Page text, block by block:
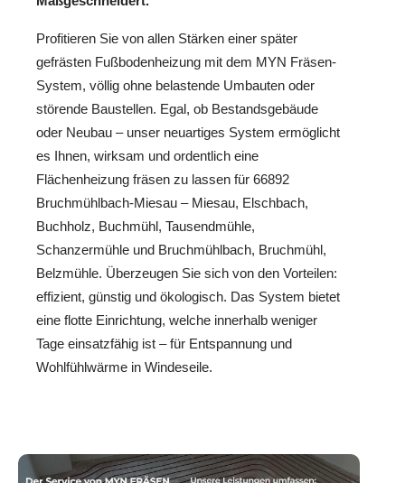
Profitieren Sie von allen Stärken einer später
gefrästen Fußbodenheizung mit dem MYN Fräsen-
System, völlig ohne belastende Umbauten oder
störende Baustellen. Egal, ob Bestandsgebäude
oder Neubau – unser neuartiges System ermöglicht
es Ihnen, wirksam und ordentlich eine
Flächenheizung fräsen zu lassen für 66892
Bruchmühlbach-Miesau – Miesau, Elschbach,
Buchholz, Buchmühl, Tausendmühle,
Schanzermühle und Bruchmühlbach, Bruchmühl,
Belzmühle. Überzeugen Sie sich von den Vorteilen:
effizient, günstig und ökologisch. Das System bietet
eine flotte Einrichtung, welche innerhalb weniger
Tage einsatzfähig ist – für Entspannung und
Wohlfühlwärme in Windeseile.